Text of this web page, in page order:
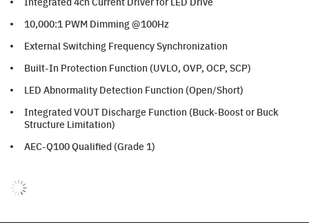
10,000:1 PWM Dimming @100Hz
External Switching Frequency Synchronization
Built-In Protection Function (UVLO, OVP, OCP, SCP)
LED Abnormality Detection Function (Open/Short)
Integrated VOUT Discharge Function (Buck-Boost or Buck
Structure Limitation)
AEC-Q100 Qualified (Grade 1)